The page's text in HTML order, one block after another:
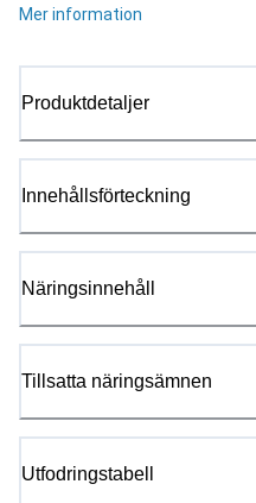
Mer information
Produktdetaljer
Innehållsförteckning
Näringsinnehåll
Tillsatta näringsämnen
Utfodringstabell